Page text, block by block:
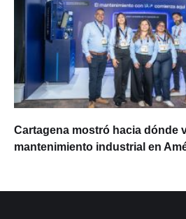
Cartagena mostró hacia dónde
mantenimiento industrial en